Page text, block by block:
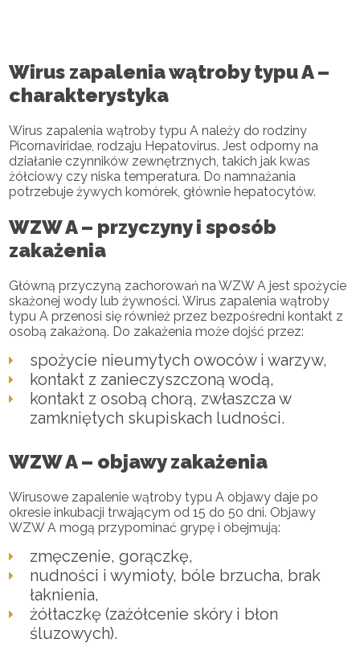
Wirus zapalenia wątroby typu A –
charakterystyka
Wirus zapalenia wątroby typu A należy do rodziny
Picornaviridae, rodzaju Hepatovirus. Jest odporny na
działanie czynników zewnętrznych, takich jak kwas
żółciowy czy niska temperatura. Do namnażania
potrzebuje żywych komórek, głównie hepatocytów.
WZW A – przyczyny i sposób
zakażenia
Główną przyczyną zachorowań na WZW A jest spożycie
skażonej wody lub żywności. Wirus zapalenia wątroby
typu A przenosi się również przez bezpośredni kontakt z
osobą zakażoną. Do zakażenia może dojść przez:
spożycie nieumytych owoców i warzyw,
kontakt z zanieczyszczoną wodą,
kontakt z osobą chorą, zwłaszcza w
zamkniętych skupiskach ludności.
WZW A – objawy zakażenia
Wirusowe zapalenie wątroby typu A objawy daje po
okresie inkubacji trwającym od 15 do 50 dni. Objawy
WZW A mogą przypominać grypę i obejmują:
zmęczenie, gorączkę,
nudności i wymioty, bóle brzucha, brak
łaknienia,
żółtaczkę (zażółcenie skóry i błon
śluzowych).